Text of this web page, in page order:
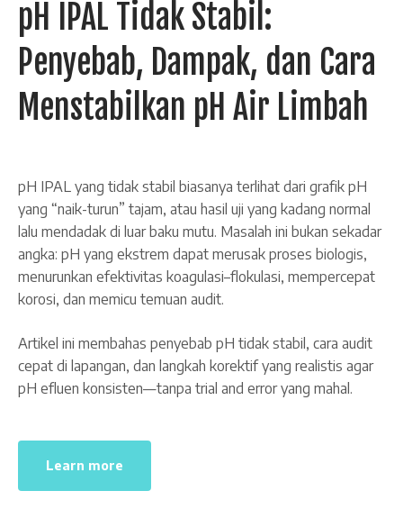
pH IPAL Tidak Stabil:
Penyebab, Dampak, dan Cara
Menstabilkan pH Air Limbah
pH IPAL yang tidak stabil biasanya terlihat dari grafik pH
yang “naik-turun” tajam, atau hasil uji yang kadang normal
lalu mendadak di luar baku mutu. Masalah ini bukan sekadar
angka: pH yang ekstrem dapat merusak proses biologis,
menurunkan efektivitas koagulasi–flokulasi, mempercepat
korosi, dan memicu temuan audit.
Artikel ini membahas penyebab pH tidak stabil, cara audit
cepat di lapangan, dan langkah korektif yang realistis agar
pH efluen konsisten—tanpa trial and error yang mahal.
Learn more